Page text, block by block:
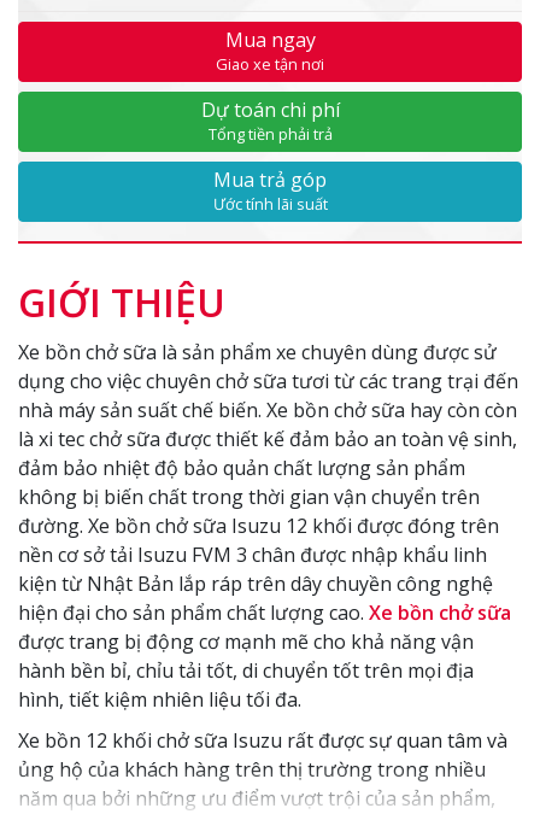
Mua ngay
Giao xe tận nơi
Dự toán chi phí
Tổng tiền phải trả
Mua trả góp
Ước tính lãi suất
GIỚI THIỆU
Xe bồn chở sữa là sản phẩm xe chuyên dùng được sử
dụng cho việc chuyên chở sữa tươi từ các trang trại đến
nhà máy sản suất chế biến. Xe bồn chở sữa hay còn còn
là xi tec chở sữa được thiết kế đảm bảo an toàn vệ sinh,
đảm bảo nhiệt độ bảo quản chất lượng sản phẩm
không bị biến chất trong thời gian vận chuyển trên
đường. Xe bồn chở sữa Isuzu 12 khối được đóng trên
nền cơ sở tải Isuzu FVM 3 chân được nhập khẩu linh
kiện từ Nhật Bản lắp ráp trên dây chuyền công nghệ
hiện đại cho sản phẩm chất lượng cao. Xe bồn chở sữa
được trang bị động cơ mạnh mẽ cho khả năng vận
hành bền bỉ, chỉu tải tốt, di chuyển tốt trên mọi địa
hình, tiết kiệm nhiên liệu tối đa.
Xe bồn 12 khối chở sữa Isuzu rất được sự quan tâm và
ủng hộ của khách hàng trên thị trường trong nhiều
năm qua bởi những ưu điểm vượt trội của sản phẩm,